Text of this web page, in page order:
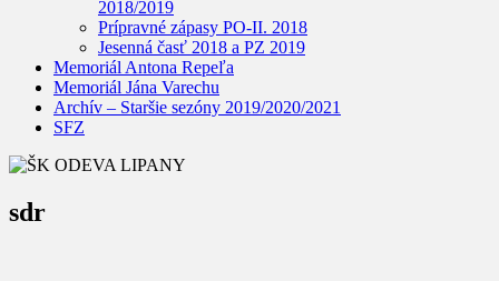
2018/2019
Prípravné zápasy PO-II. 2018
Jesenná časť 2018 a PZ 2019
Memoriál Antona Repeľa
Memoriál Jána Varechu
Archív – Staršie sezóny 2019/2020/2021
SFZ
sdr